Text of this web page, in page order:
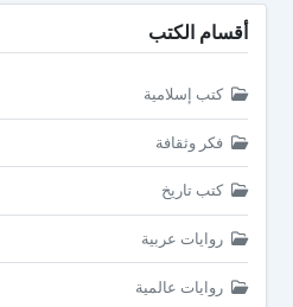
أقسام الكتب
كتب إسلامية
فكر وثقافة
كتب تاريخ
روايات عربية
روايات عالمية